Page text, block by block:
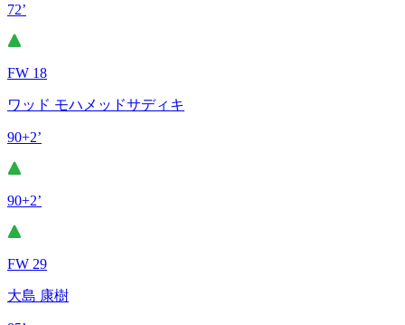
72’
FW 18
ワッド モハメッドサディキ
90+2’
90+2’
FW 29
大島 康樹